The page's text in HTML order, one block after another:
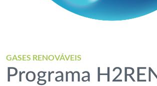
GASES RENOVÁVEIS
Programa